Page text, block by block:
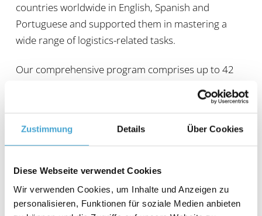
Zustimmung Details Über Cookies
Diese Webseite verwendet Cookies
Wir verwenden Cookies, um Inhalte und Anzeigen zu
personalisieren, Funktionen für soziale Medien anbieten
countries worldwide in English, Spanish and
Portuguese and supported them in mastering a
wide range of logistics-related tasks.
Our comprehensive program comprises up to 42
Supplemented by central topics such as
compliance, business economics and accounting, as
well as practical project work, it offers a holistic
education.
Intermediate and final examinations ensure that the